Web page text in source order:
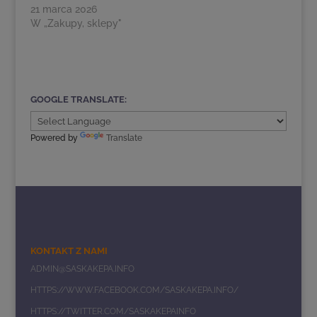
21 marca 2026
W „Zakupy, sklepy"
GOOGLE TRANSLATE:
Powered by Translate
KONTAKT Z NAMI
ADMIN@SASKAKEPA.INFO
HTTPS://WWW.FACEBOOK.COM/SASKAKEPA.INFO/
HTTPS://TWITTER.COM/SASKAKEPAINFO